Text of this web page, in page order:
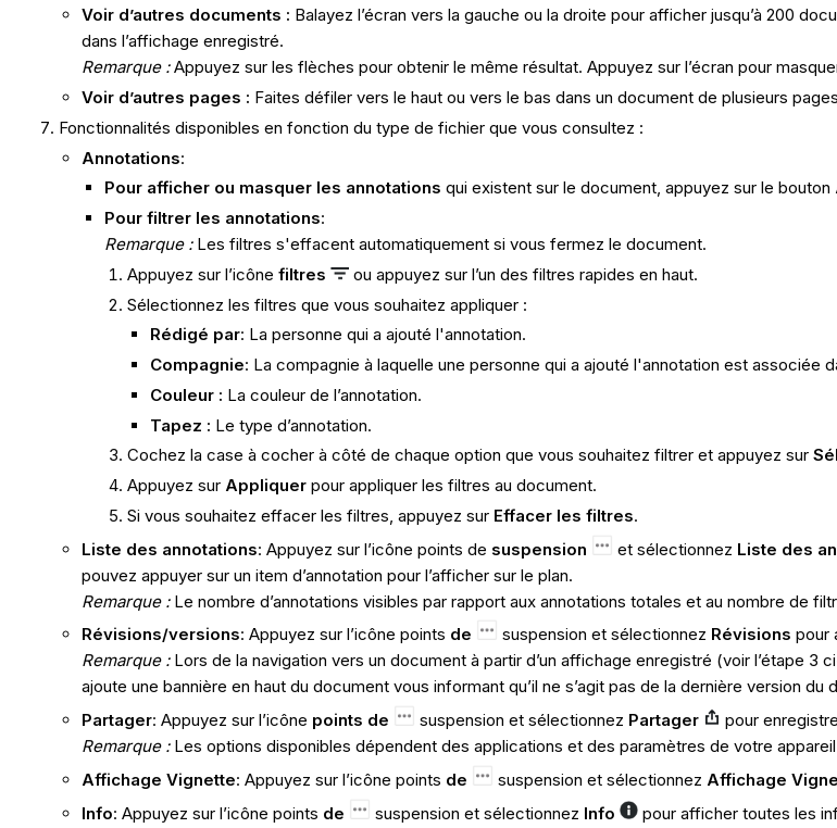
Voir d’autres documents : Balayez l’écran vers la gauche ou la droite pour afficher jusqu’à 200
dans l’affichage enregistré.
Remarque :Appuyez sur les flèches pour obtenir le même résultat. Appuyez sur l’écran pour
Voir d’autres pages : Faites défiler vers le haut ou vers le bas dans un document de plusieurs
Fonctionnalités disponibles en fonction du type de fichier que vous consultez :
Annotations:
Pour afficher ou masquer les annotationsqui existent sur le document, appuyez sur le bouton
Pour filtrer les annotations:
Remarque :Les filtres s'effacent automatiquement si vous fermez le document.
Appuyez sur l’icônefiltres
ou appuyez sur l’un des filtres rapides en haut.
Sélectionnez les filtres que vous souhaitez appliquer :
Rédigé par: La personne qui a ajouté l'annotation.
Compagnie: La compagnie à laquelle une personne qui a ajouté l'annotation est associée
Couleur : La couleur de l’annotation.
Tapez : Le type d’annotation.
Cochez la case à cocher à côté de chaque option que vous souhaitez filtrer et appuyez sur
Appuyez sur Appliquer pour appliquer les filtres au document.
Si vous souhaitez effacer les filtres, appuyez sur Effacer les filtres.
Liste des annotations: Appuyez sur l’icône points de suspension et sélectionnez Liste des
pouvez appuyer sur un item d’annotation pour l’afficher sur le plan.
Remarque :Le nombre d’annotations visibles par rapport aux annotations totales et au nombre de
Révisions/versions: Appuyez sur l’icône points de suspension et sélectionnez Révisions pour
Remarque : Lors de la navigation vers un document à partir d’un affichage enregistré (voir l’étape
ajoute une bannière en haut du document vous informant qu’il ne s’agit pas de la dernière version
Partager: Appuyez sur l’icône points de suspension et sélectionnez Partager
pour
Remarque : Les options disponibles dépendent des applications et des paramètres de votre appareil
Affichage Vignette: Appuyez sur l’icône points de suspension et sélectionnez Affichage
Info: Appuyez sur l’icône points de suspension et sélectionnez Info pour afficher toutes les